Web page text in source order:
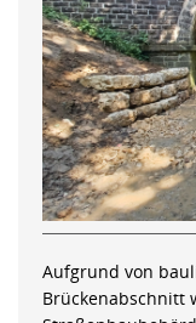
Aufgrund von
Brückenabschnitt